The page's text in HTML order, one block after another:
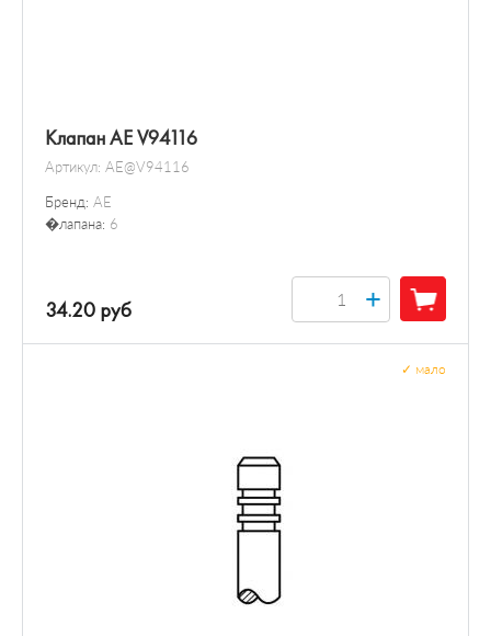
Клапан AE V94116
Артикул: AE@V94116
Бренд: AE
�лапана: 6
34.20 руб +
мало